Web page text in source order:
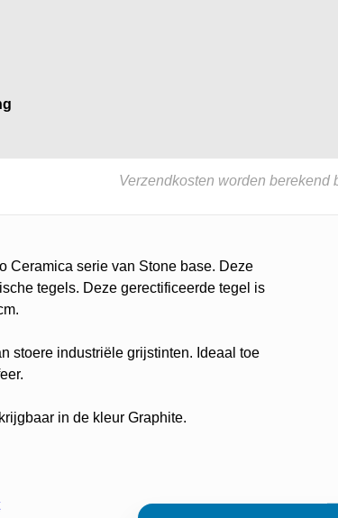
Verzendkosten worden berekend
Ceramica serie van Stone base. Deze
tegels. Deze gerectificeerde tegel is
stoere industriële grijstinten. Ideaal toe
in de kleur Graphite.